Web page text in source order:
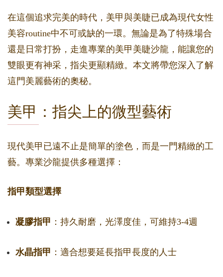
在這個追求完美的時代，美甲與美睫已成為現代女性
美容routine中不可或缺的一環。無論是為了特殊場合
還是日常打扮，走進專業的美甲美睫沙龍，能讓您的
雙眼更有神采，指尖更顯精緻。本文將帶您深入了解
這門美麗藝術的奧秘。
美甲：指尖上的微型藝術
現代美甲已遠不止是簡單的塗色，而是一門精緻的工
藝。專業沙龍提供多種選擇：
指甲類型選擇
凝膠指甲 ：持久耐磨，光澤度佳，可維持3-4週
水晶指甲 ：適合想要延長指甲長度的人士